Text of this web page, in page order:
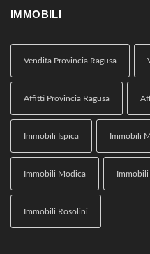
IMMOBILI
Vendita Provincia Ragusa
Affitti Provincia Ragusa
Immobili Ispica Immobili
Immobili Modica
Immobili Rosolini